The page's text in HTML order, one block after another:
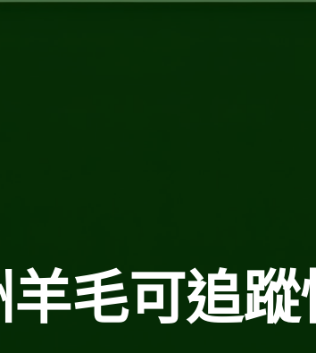
羊毛可追